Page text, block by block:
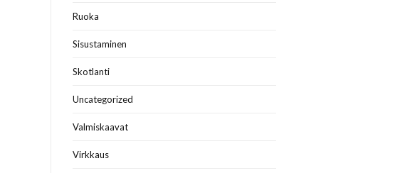
Ruoka
Sisustaminen
Skotlanti
Uncategorized
Valmiskaavat
Virkkaus